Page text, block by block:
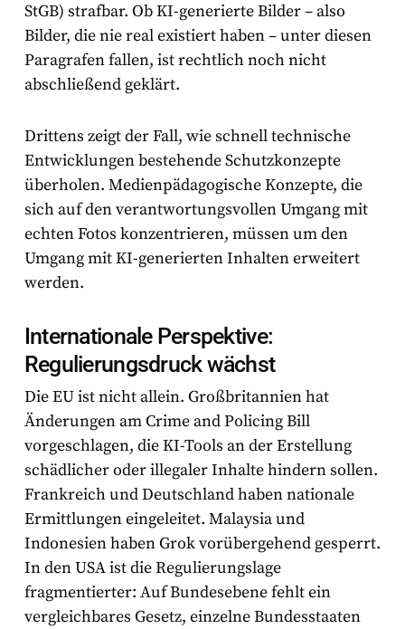
StGB) strafbar. Ob KI-generierte Bilder – also
Bilder, die nie real existiert haben – unter diesen
Paragrafen fallen, ist rechtlich noch nicht
abschließend geklärt.
Drittens zeigt der Fall, wie schnell technische
Entwicklungen bestehende Schutzkonzepte
überholen. Medienpädagogische Konzepte, die
sich auf den verantwortungsvollen Umgang mit
echten Fotos konzentrieren, müssen um den
Umgang mit KI-generierten Inhalten erweitert
werden.
Internationale Perspektive:
Regulierungsdruck wächst
Die EU ist nicht allein. Großbritannien hat
Änderungen am Crime and Policing Bill
vorgeschlagen, die KI-Tools an der Erstellung
schädlicher oder illegaler Inhalte hindern sollen.
Frankreich und Deutschland haben nationale
Ermittlungen eingeleitet. Malaysia und
Indonesien haben Grok vorübergehend gesperrt.
In den USA ist die Regulierungslage
fragmentierter: Auf Bundesebene fehlt ein
vergleichbares Gesetz, einzelne Bundesstaaten